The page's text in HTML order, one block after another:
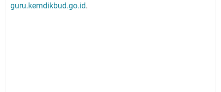
guru.kemdikbud.go.id.